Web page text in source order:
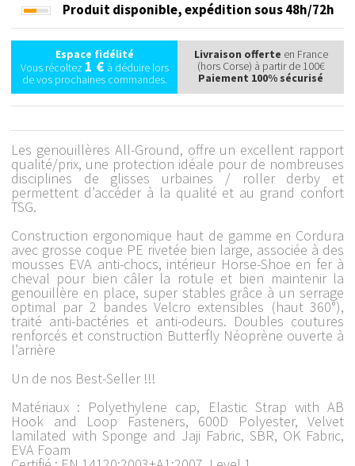
Produit disponible,expédition sous 48h/72h
Espace fidélité
Vous récoltez 1 €à déduire lors
de vos prochaines commandes.
Livraison offerte en France
(hors Corse) à partir de 100€
Paiement 100% sécurisé
Les genouillères All-Ground, offre un excellent rapport
qualité/prix, une protection idéale pour de nombreuses
disciplines de glisses urbaines / roller derby et
permettent d’accéder à la qualité et au grand confort
TSG.
Construction ergonomique haut de gamme en Cordura
avec grosse coque PE rivetée bien large, associée à des
mousses EVA anti-chocs, intérieur Horse-Shoe en fer à
cheval pour bien câler la rotule et bien maintenir la
genouillère en place, super stables grâce à un serrage
optimal par 2 bandes Velcro extensibles (haut 360°),
traité anti-bactéries et anti-odeurs. Doubles coutures
renforcés et construction Butterfly Néoprène ouverte à
l’arrière
Un de nos Best-Seller !!!
Matériaux : Polyethylene cap, Elastic Strap with AB
Hook and Loop Fasteners, 600D Polyester, Velvet
lamilated with Sponge and Jaji Fabric, SBR, OK Fabric,
EVA Foam